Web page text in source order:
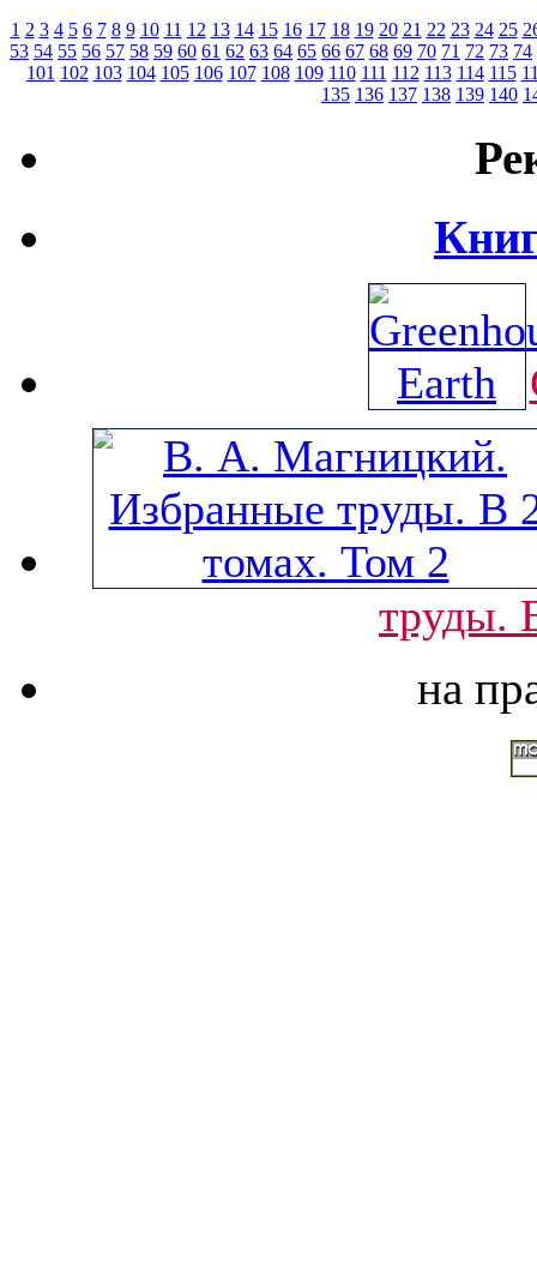
1 2 3 4 5 6 7 8 9 10 11 12 13 14 15 16 17 18 19 20 21 22 23 24 25
53 54 55 56 57 58 59 60 61 62 63 64 65 66 67 68 69 70 71 72 73 74
101 102 103 104 105 106 107 108 109 110 111 112 113 114 115
135 136 137 138 139 140
труды.
на